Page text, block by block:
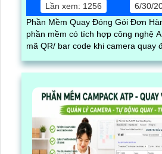
Lần xem: 1256
6/30/
Phần Mềm Quay Đóng Gói Đơn
phần mềm có tích hợp công nghệ
mã QR/ bar code khi camera quay